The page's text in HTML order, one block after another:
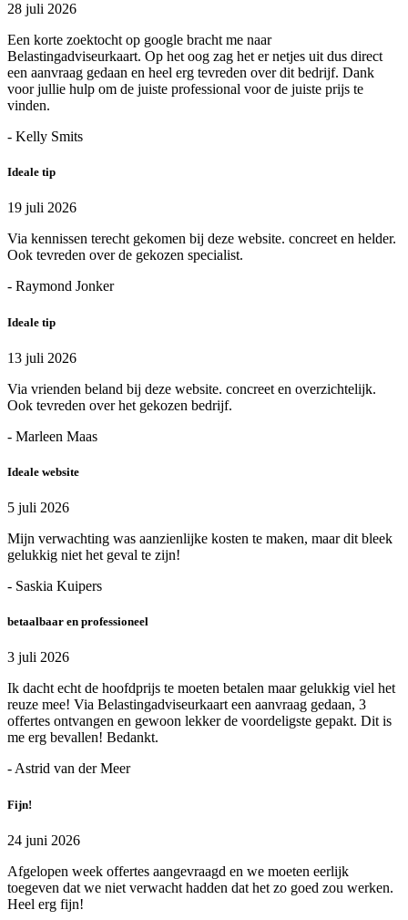
28 juli 2026
Een korte zoektocht op google bracht me naar
Belastingadviseurkaart. Op het oog zag het er netjes uit dus direct
een aanvraag gedaan en heel erg tevreden over dit bedrijf. Dank
voor jullie hulp om de juiste professional voor de juiste prijs te
vinden.
- Kelly Smits
Ideale tip
19 juli 2026
Via kennissen terecht gekomen bij deze website. concreet en helder.
Ook tevreden over de gekozen specialist.
- Raymond Jonker
Ideale tip
13 juli 2026
Via vrienden beland bij deze website. concreet en overzichtelijk.
Ook tevreden over het gekozen bedrijf.
- Marleen Maas
Ideale website
5 juli 2026
Mijn verwachting was aanzienlijke kosten te maken, maar dit bleek
gelukkig niet het geval te zijn!
- Saskia Kuipers
betaalbaar en professioneel
3 juli 2026
Ik dacht echt de hoofdprijs te moeten betalen maar gelukkig viel het
reuze mee! Via Belastingadviseurkaart een aanvraag gedaan, 3
offertes ontvangen en gewoon lekker de voordeligste gepakt. Dit is
me erg bevallen! Bedankt.
- Astrid van der Meer
Fijn!
24 juni 2026
Afgelopen week offertes aangevraagd en we moeten eerlijk
toegeven dat we niet verwacht hadden dat het zo goed zou werken.
Heel erg fijn!